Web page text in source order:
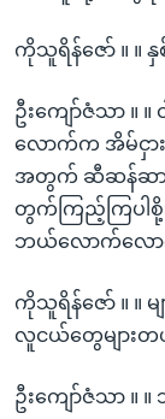
ကိုသူရိန်ဇော် ။ ။
ဦးကျော်ဇံသာ ။
လောက်က အိမ်ငှား
အတွက် ဆီဆန်ဆား
တွက်ကြည့်ကြပါ
ဘယ်လောက်လော
ကိုသူရိန်ဇော် ။ ။
လူငယ်တွေများ
ဦးကျော်ဇံသာ ။